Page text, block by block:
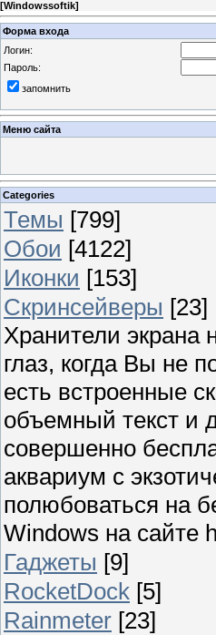
[Windowssoftik]
Форма входа
Логин:
Пароль:
запомнить
Меню сайта
Categories
Темы [799]
Обои [4122]
Иконки [153]
Скринсейверы [23]
Хранители экрана
глаз, когда Вы не
есть встроенные
объемный текст и
совершенно
аквариум с
полюбоваться на
Windows на сайте
Гаджеты [9]
RocketDock [5]
Rainmeter [23]